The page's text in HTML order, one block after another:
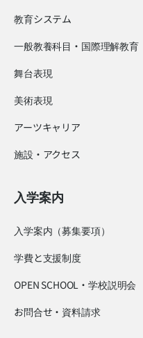
教育システム
一般教養科目・国際理解教育
舞台表現
美術表現
アーツキャリア
施設・アクセス
入学案内
入学案内（募集要項）
学費と支援制度
OPEN SCHOOL・学校説明会
お問合せ・資料請求